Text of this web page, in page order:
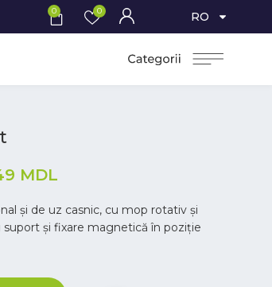
0 0 RO
MDL
și de uz casnic, cu mop rotativ și
și fixare magnetică în poziție